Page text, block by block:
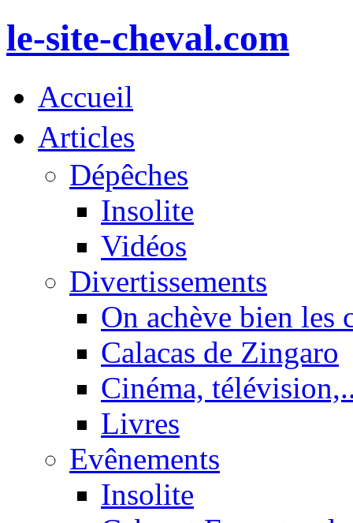
le-site-cheval.com
Accueil
Articles
Dépêches
Insolite
Vidéos
Divertissements
On achève bien les
Calacas de Zingaro
Cinéma,
Livres
Evênements
Insolite